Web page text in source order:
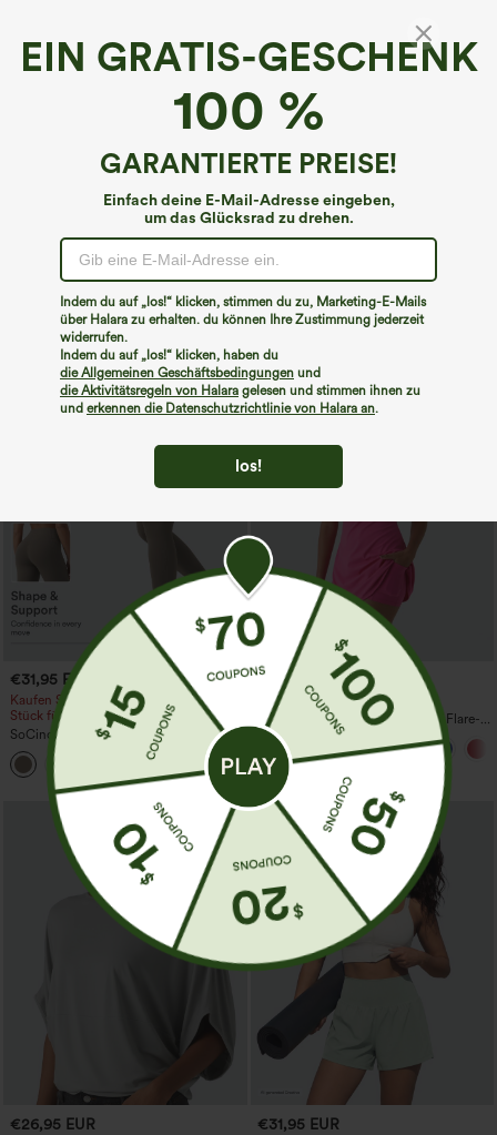
EIN GRATIS-GESCHENK
100 %
GARANTIERTE PREISE!
Einfach deine E-Mail-Adresse eingeben,
um das Glücksrad zu drehen.
Indem du auf „los!“ klicken, stimmen du zu, Marketing-E-Mails
über Halara zu erhalten. du können Ihre Zustimmung jederzeit
widerrufen.
Indem du auf „los!“ klicken, haben du
die Allgemeinen Geschäftsbedingungen und
die Aktivitätsregeln von Halara gelesen und stimmen ihnen zu
und erkennen die Datenschutzrichtlinie von Halara an.
los!
€35,95 EUR
Kaufen Sie 2 Stück für 61,54 € oder 4
legere Leinen-Optik-Hose mit Taschen
+5
€44,95 EUR €49,95 EUR
Beim Kauf von 2 Stück 10 % Rabatt |
Jeans mit Reißverschlusstaschen,
Baggy-Stil, weitem Bein, gewaschen,
€31,95 EUR
Kaufen Sie 2 Stück für 52,62 € oder 4
Stück für 105,24 €.
SoCinched Hoch taillierte, Po-Lifting
7/8-Trainingsleggings mit
Bauchkontrolle und Seitentaschen
+16
€40,95 EUR
Kaufe 2, erhalte 1 gratis
Softlyzero™ rückenfreies 2-in-1-Flare-
Trainingskleid – Wannabe – Easy Peezy
€26,95 EUR €31,95 EUR